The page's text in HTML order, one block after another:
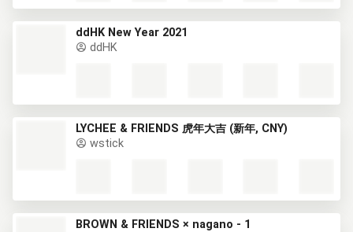
ddHK New Year 2021
ddHK
LYCHEE & FRIENDS 虎年大吉 (新年, CNY)
wstick
BROWN & FRIENDS × nagano - 1